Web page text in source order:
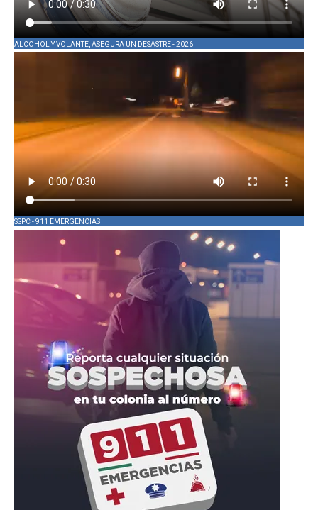
ALCOHOL Y VOLANTE, ASEGURA UN DESASTRE - 2026
SSPC - 911 EMERGENCIAS